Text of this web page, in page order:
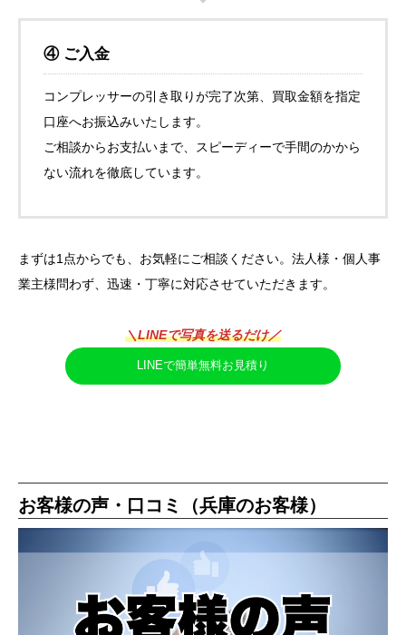
④ ご入金
コンプレッサーの引き取りが完了次第、買取金額を指定
口座へお振込みいたします。
ご相談からお支払いまで、スピーディーで手間のかから
ない流れを徹底しています。
まずは1点からでも、お気軽にご相談ください。法人様・個人事
業主様問わず、迅速・丁寧に対応させていただきます。
＼LINEで写真を送るだけ／
LINEで簡単無料お見積り
お客様の声・口コミ（兵庫のお客様）